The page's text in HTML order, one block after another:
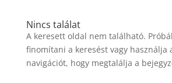
Nincs találat
A keresett oldal nem található.
finomítani a keresést vagy használja
navigációt, hogy megtalálja a